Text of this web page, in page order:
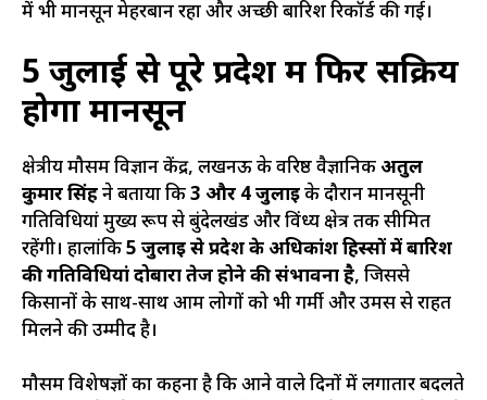
में भी मानसून मेहरबान रहा और अच्छी बारिश रिकॉर्ड की गई।
5 जुलाई से पूरे प्रदेश में फिर सक्रिय
होगा मानसून
क्षेत्रीय मौसम विज्ञान केंद्र, लखनऊ के वरिष्ठ वैज्ञानिकअतुल
कुमार सिंहने बताया कि3 और 4 जुलाईके दौरान मानसूनी
गतिविधियां मुख्य रूप से बुंदेलखंड और विंध्य क्षेत्र तक सीमित
रहेंगी। हालांकि5 जुलाई से प्रदेश के अधिकांश हिस्सों में बारिश
की गतिविधियां दोबारा तेज होने की संभावना है, जिससे
किसानों के साथ-साथ आम लोगों को भी गर्मी और उमस से राहत
मिलने की उम्मीद है।
मौसम विशेषज्ञों का कहना है कि आने वाले दिनों में लगातार बदलते